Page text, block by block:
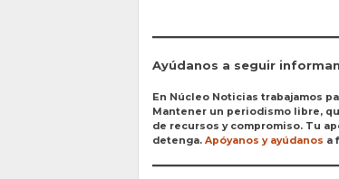
Ayúdanos a seguir
En Núcleo Noticias trabajamos
Mantener un periodismo libre,
de recursos y compromiso. Tu
detenga. Apóyanos y ayúdanos a